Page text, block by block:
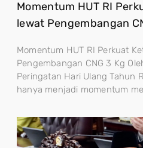
Momentum HUT RI
lewat Pengembangan
Momentum HUT RI Perkuat
Pengembangan CNG 3 Kg
Peringatan Hari Ulang Tahun
hanya menjadi momentum